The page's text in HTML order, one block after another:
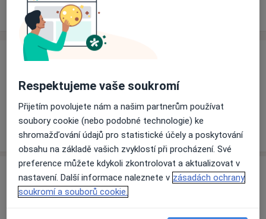
Ceník Adresy
Ceník
Informace o službách a cenách nejsou k dispozici
svých službách.
Adresa
Fakultní nemocnice Brno
Respektujeme vaše soukromí
Přijetím povolujete nám a našim partnerům používat
soubory cookie (nebo podobné technologie) ke
shromažďování údajů pro statistické účely a poskytování
obsahu na základě vašich zvyklostí při procházení. Své
preference můžete kdykoli zkontrolovat a aktualizovat v
nastavení. Další informace naleznete v zásadách ochrany
soukromí a souborů cookie.